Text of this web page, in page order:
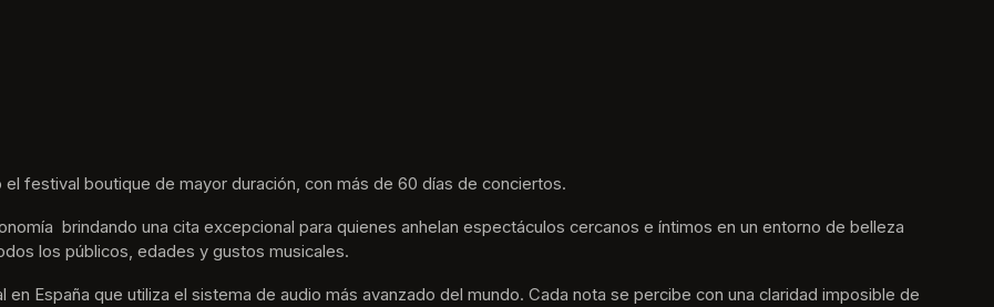
festival boutique de mayor duración, con más de 60 días de conciertos.
brindando una cita excepcional para quienes anhelan espectáculos cercanos e íntimos en un entorno de belleza
los públicos, edades y gustos musicales.
España que utiliza el sistema de audio más avanzado del mundo. Cada nota se percibe con una claridad imposible de